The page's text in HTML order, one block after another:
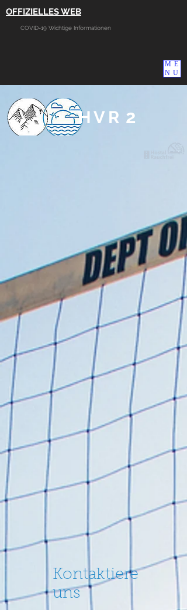
HVR 2
OFFIZIELLES WEB
COVID-19 Wichtige Informationen
ME
NU
Kontaktiere
uns